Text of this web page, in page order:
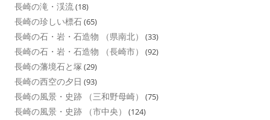
長崎の滝・渓流(18)
長崎の珍しい標石(65)
長崎の石・岩・石造物 （県南北） (33)
長崎の石・岩・石造物 （長崎市） (92)
長崎の藩境石と塚 (29)
長崎の西空の夕日 (93)
長崎の風景・史跡 （三和野母崎） (75)
長崎の風景・史跡 （市中央） (124)